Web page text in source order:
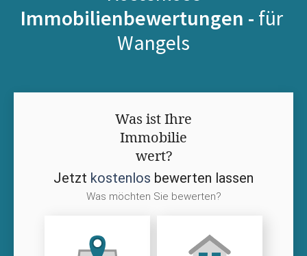
Immobilienbewertungen - für
Wangels
Was ist Ihre
Immobilie
wert?
Jetzt kostenlos bewerten lassen
Was möchten Sie bewerten?